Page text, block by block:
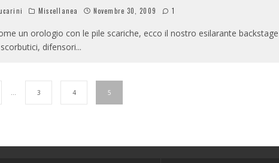
Miscellanea Novembre 30, 2009 1
un orologio con le pile scariche, ecco il nostro esilarante
difensori...
… 3 4 5